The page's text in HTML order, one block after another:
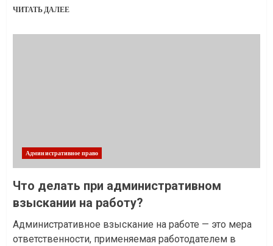
ЧИТАТЬ ДАЛЕЕ
Административное право
Что делать при административном
взыскании на работу?
Административное взыскание на работе — это мера
ответственности, применяемая работодателем в